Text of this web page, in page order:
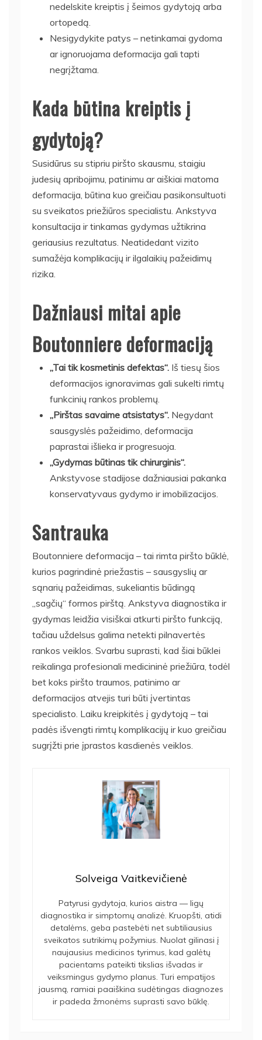
nedelskite kreiptis į šeimos gydytoją arba
ortopedą.
Nesigydykite patys – netinkamai gydoma
ar ignoruojama deformacija gali tapti
negrįžtama.
Kada būtina kreiptis į
gydytoją?
Susidūrus su stipriu piršto skausmu, staigiu
judesių apribojimu, patinimu ar aiškiai matoma
deformacija, būtina kuo greičiau pasikonsultuoti
su sveikatos priežiūros specialistu. Ankstyva
konsultacija ir tinkamas gydymas užtikrina
geriausius rezultatus. Neatidedant vizito
sumažėja komplikacijų ir ilgalaikių pažeidimų
rizika.
Dažniausi mitai apie
Boutonniere deformaciją
„Tai tik kosmetinis defektas“. Iš tiesų šios
deformacijos ignoravimas gali sukelti rimtų
funkcinių rankos problemų.
„Pirštas savaime atsistatys“. Negydant
sausgyslės pažeidimo, deformacija
paprastai išlieka ir progresuoja.
„Gydymas būtinas tik chirurginis“.
Ankstyvose stadijose dažniausiai pakanka
konservatyvaus gydymo ir imobilizacijos.
Santrauka
Boutonniere deformacija – tai rimta piršto būklė,
kurios pagrindinė priežastis – sausgyslių ar
sąnarių pažeidimas, sukeliantis būdingą
„sagčių“ formos pirštą. Ankstyva diagnostika ir
gydymas leidžia visiškai atkurti piršto funkciją,
tačiau uždelsus galima netekti pilnavertės
rankos veiklos. Svarbu suprasti, kad šiai būklei
reikalinga profesionali medicininė priežiūra, todėl
bet koks piršto traumos, patinimo ar
deformacijos atvejis turi būti įvertintas
specialisto. Laiku kreipkitės į gydytoją – tai
padės išvengti rimtų komplikacijų ir kuo greičiau
sugrįžti prie įprastos kasdienės veiklos.
Solveiga Vaitkevičienė
Patyrusi gydytoja, kurios aistra — ligų
diagnostika ir simptomų analizė. Kruopšti, atidi
detalėms, geba pastebėti net subtiliausius
sveikatos sutrikimų požymius. Nuolat gilinasi į
naujausius medicinos tyrimus, kad galėtų
pacientams pateikti tikslias išvadas ir
veiksmingus gydymo planus. Turi empatijos
jausmą, ramiai paaiškina sudėtingas diagnozes
ir padeda žmonėms suprasti savo būklę.